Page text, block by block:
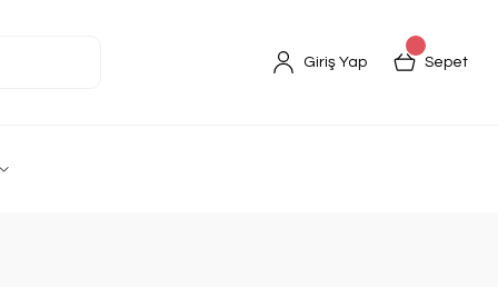
Giriş Yap Sepet